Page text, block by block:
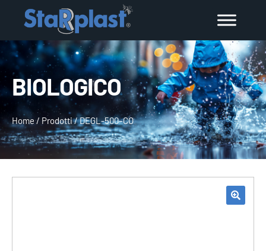
BIOLOGICO
Home/ Prodotti/DEGL-500–CO